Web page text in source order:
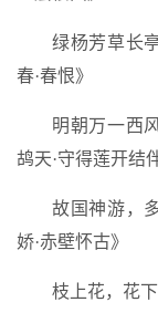
绿杨芳草长
春·春恨》
明朝万一西
鸪天·守得莲开结
故国神游，
娇·赤壁怀古》
枝上花，花